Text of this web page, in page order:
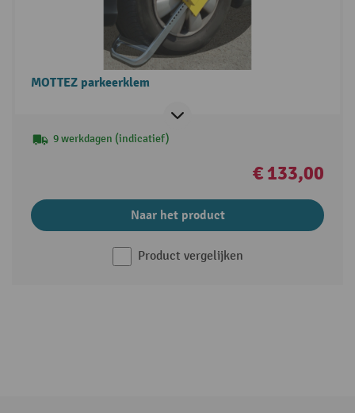
MOTTEZ parkeerklem
9 werkdagen (indicatief)
€ 133,00
Naar het product
Product vergelijken